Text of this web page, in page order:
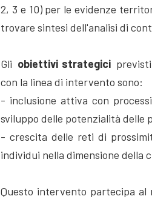
2, 3 e 10) per le evidenze
trovare sintesi dell'analisi di
Gli obiettivi strategici
con la linea di intervento sono:
- inclusione attiva con
sviluppo delle potenzialità delle
- crescita delle reti di
individui nella dimensione della
Questo intervento partecipa al